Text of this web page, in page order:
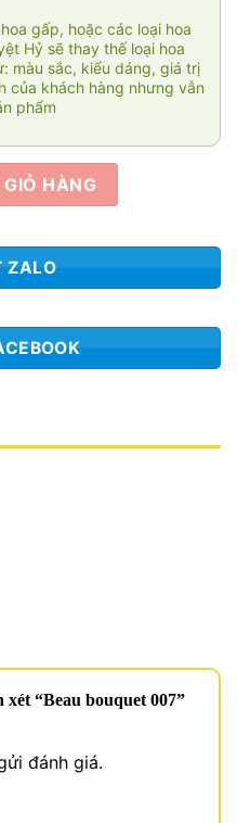
gấp, hoặc các loại hoa
Hỷ sẽ thay thế loại hoa
màu sắc, kiểu dáng, giá trị
của khách hàng nhưng vẫn
phẩm
HÀNG
ZALO
“Beau bouquet 007”
đánh giá.